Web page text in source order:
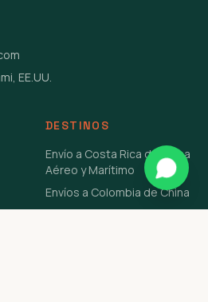
EE.UU.
DESTINOS
Envío a Costa Rica de China
Aéreo y Marítimo
Envíos a Colombia de China